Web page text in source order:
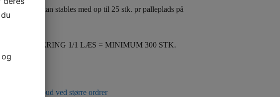
palletype kan stables med op til 25 stk. pr palleplads på
LEVERING 1/1 LÆS = MINIMUM 300 STK.
os for tilbud ved større ordrer